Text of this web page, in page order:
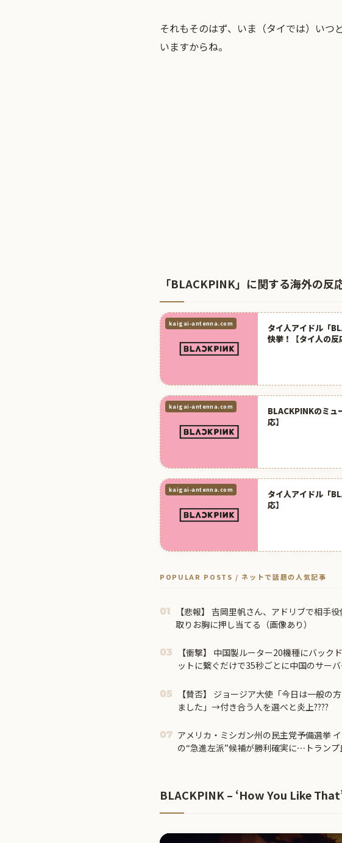
それもそのはず、いま（タイでは）いつ
いますからね。
「BLACKPINK」に関する海外の反
kaigai-antenna.com
タイ人アイドル「
快挙！【タイ人の反
kaigai-antenna.com
BLACKPINKのミュ
応】
kaigai-antenna.com
タイ人アイドル「
応】
POPULAR POSTS / ネットで話題の人気記事
01
【悲報】 吉岡里帆さん、アドリブで相手
取りお胸に押し当てる（画像あり）
03
【衝撃】 中国製ルーター20機種にバック
ットに繋ぐだけで35秒ごとに中国のサー
05
【賛否】 ジョージア大使「今日は一般の
ました」→付き合う人を選べと炎上????
07 アメリカ・ミシガン州の民主党予備選挙
の“急進左派”候補が勝利確実に⋯トランプ
BLACKPINK – ‘How You Like